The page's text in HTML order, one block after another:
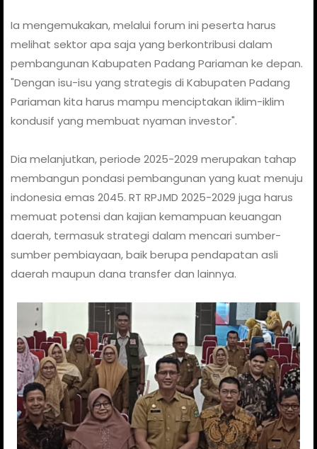
Ia mengemukakan, melalui forum ini peserta harus
melihat sektor apa saja yang berkontribusi dalam
pembangunan Kabupaten Padang Pariaman ke depan.
"Dengan isu-isu yang strategis di Kabupaten Padang
Pariaman kita harus mampu menciptakan iklim-iklim
kondusif yang membuat nyaman investor".
Dia melanjutkan, periode 2025-2029 merupakan tahap
membangun pondasi pembangunan yang kuat menuju
indonesia emas 2045. RT RPJMD 2025-2029 juga harus
memuat potensi dan kajian kemampuan keuangan
daerah, termasuk strategi dalam mencari sumber-
sumber pembiayaan, baik berupa pendapatan asli
daerah maupun dana transfer dan lainnya.